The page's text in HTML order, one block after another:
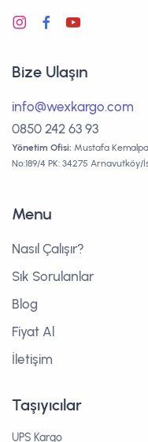
Bize Ulaşın
info@wexkargo.com
0850 242 63 93
Yönetim Ofisi: Mustafa
No:189/4 PK: 34275 Arnavutköy/
Menu
Nasıl Çalışır?
Sık Sorulanlar
Blog
Fiyat Al
İletişim
Taşıyıcılar
UPS Kargo